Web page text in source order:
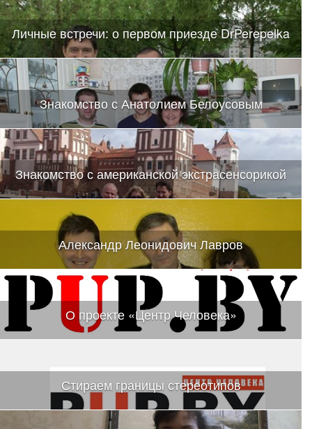
Личные встречи: о первом приезде DrPerepelka
Знакомство с Анатолием Белоусовым
Знакомство с американской экстрасенсорикой
Александр Леонидович Лавров
О проекте «Центр Человека»
Стираем границы стереотипов